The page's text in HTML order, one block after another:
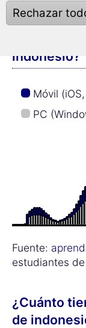
indonesio?
Móvil
PC
Fuente:
estudiantes
¿Cuánto
de
Rechazar